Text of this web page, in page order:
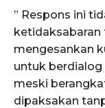
” Respons ini
ketidaksabaran
mengesankan
untuk berdialog
meski
dipaksakan